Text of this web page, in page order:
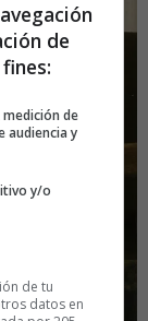
de
de
audiencia y
y/o
de tu
datos en